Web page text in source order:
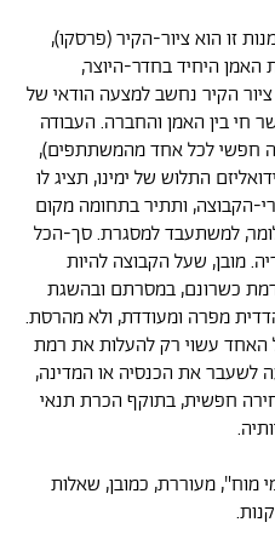
זו הוא ציור-הקיר (פרסקו),
האמן היחיד בחדר-היוצר,
הקיר נחשב למצעה הודאי של
חי בין האמן והחברה. העבודה
חפשי לכל אחד מהמשתתפים),
התלוש של ימינו, תציג לו
הקבוצה, ותתיר בתחומה מקום
למשתעבד למסגרת. סך-הכל
מובן, שעל הקבוצה להיות
כשרונם, במסרתם ובהשגת
מפרה ומעודדת, ולא מהרסת.
האחד עשוי רק להעלות את רמת
לשעבר את הכנסיה או המדינה,
חפשית, בתוקף הכרת תנאי
מוח", מעוררת, כמובן, שאלות